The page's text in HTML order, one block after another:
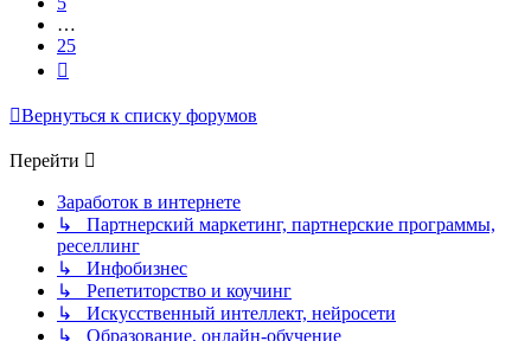
…
25
Вернуться к списку форумов
Перейти
Заработок в интернете
↳ Партнерский маркетинг, партнерские программы,
реселлинг
↳ Инфобизнес
↳ Репетиторство и коучинг
↳ Искусственный интеллект, нейросети
↳ Образование, онлайн-обучение